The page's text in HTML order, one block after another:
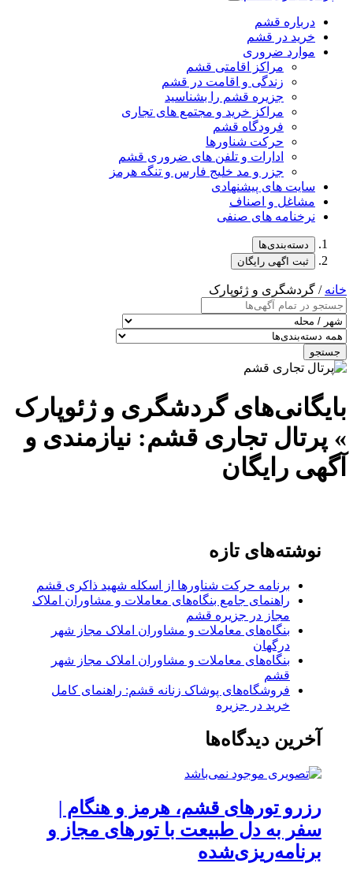
درباره قشم
خرید در قشم
موارد ضروری
مراکز اقامتی قشم
زندگی و اقامت در قشم
جزیره قشم را بشناسید
مراکز خرید و مجتمع های تجاری
فرودگاه قشم
حرکت شناورها
ادارات و تلفن های ضروری قشم
جزر و مد خلیج فارس و تنگه هرمز
سایت های پیشنهادی
مشاغل و اصناف
نرخنامه های صنفی
دسته‌بندی‌ها
ثبت اگهی رایگان
خانه / گردشگری و ژئوپارک
جستجو
بایگانی‌های گردشگری و ژئوپارک
» پرتال تجاری قشم: نیازمندی و
آگهی رایگان
نوشته‌های تازه
برنامه حرکت شناورها از اسکله شهید ذاکری قشم
راهنمای جامع بنگاه‌های معاملات و مشاوران املاک
مجاز در جزیره قشم
بنگاه‌های معاملات و مشاوران املاک مجاز شهر
درگهان
بنگاه‌های معاملات و مشاوران املاک مجاز شهر
قشم
فروشگاه‌های پوشاک زنانه قشم: راهنمای کامل
خرید در جزیره
آخرین دیدگاه‌ها
رزرو تورهای قشم، هرمز و هنگام |
سفر به دل طبیعت با تورهای مجاز و
برنامه‌ریزی‌شده